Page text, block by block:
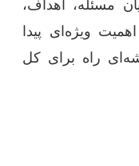
مسئله، اهداف،
ویژه‌ای پیدا
راه برای کل